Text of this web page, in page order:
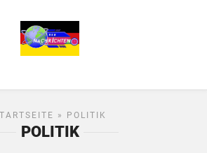
» POLITIK
POLITIK